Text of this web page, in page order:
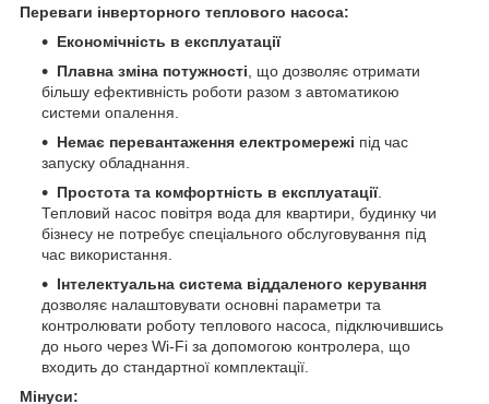
Переваги інверторного теплового насоса:
Економічність в експлуатації
Плавна зміна потужності, що дозволяє отримати
більшу ефективність роботи разом з автоматикою
системи опалення.
Немає перевантаження електромережі під час
запуску обладнання.
Простота та комфортність в експлуатації.
Тепловий насос повітря вода для квартири, будинку чи
бізнесу не потребує спеціального обслуговування під
час використання.
Інтелектуальна система віддаленого керування
дозволяє налаштовувати основні параметри та
контролювати роботу теплового насоса, підключившись
до нього через Wi-Fi за допомогою контролера, що
входить до стандартної комплектації.
Мінуси: